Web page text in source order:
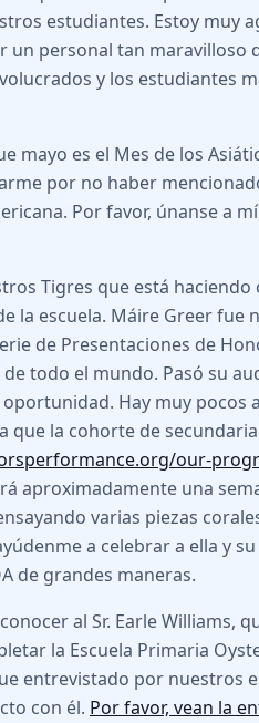
estudiantes. Estoy muy
personal tan maravilloso
y los estudiantes
mayo es el Mes de los
por no haber
Por favor, únanse a
Tigres que está haciendo
la escuela. Máire Greer fue
de Presentaciones de
todo el mundo. Pasó su
Hay muy pocos
la cohorte de
our-
aproximadamente una
varias piezas
a celebrar a ella y
de grandes maneras.
al Sr. Earle Williams,
la Escuela Primaria
entrevistado por nuestros
con él. Por favor, vean la